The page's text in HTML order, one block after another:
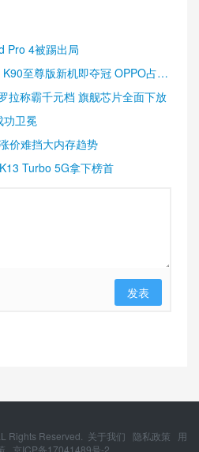
Pro 4被踢出局
至尊版新机即夺冠 OPPO占据
拉称霸千元档 旗舰芯片全面下放
功卫冕
价难挡大内存趋势
Turbo 5G拿下榜首
发表
Rights Reserved. 关于我们 隐私政策
用